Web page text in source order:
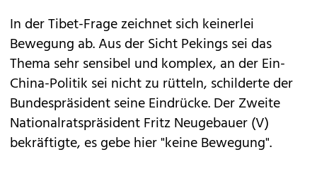
In der Tibet-Frage zeichnet sich keinerlei
Bewegung ab. Aus der Sicht Pekings sei das
Thema sehr sensibel und komplex, an der Ein-
China-Politik sei nicht zu rütteln, schilderte der
Bundespräsident seine Eindrücke. Der Zweite
Nationalratspräsident Fritz Neugebauer (V)
bekräftigte, es gebe hier "keine Bewegung".